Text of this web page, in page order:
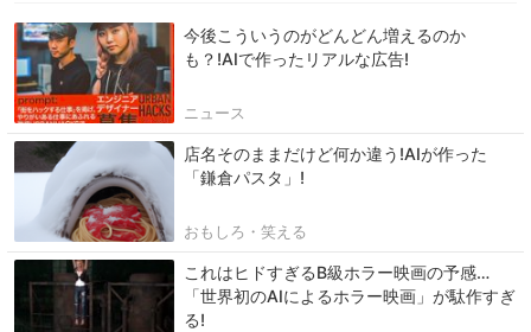
今後こういうのがどんどん増えるのか
も？!AIで作ったリアルな広告!
ニュース
店名そのままだけど何か違う!AIが作った
「鎌倉パスタ」!
おもしろ・笑える
これはヒドすぎるB級ホラー映画の予感…
「世界初のAIによるホラー映画」が駄作すぎ
る!